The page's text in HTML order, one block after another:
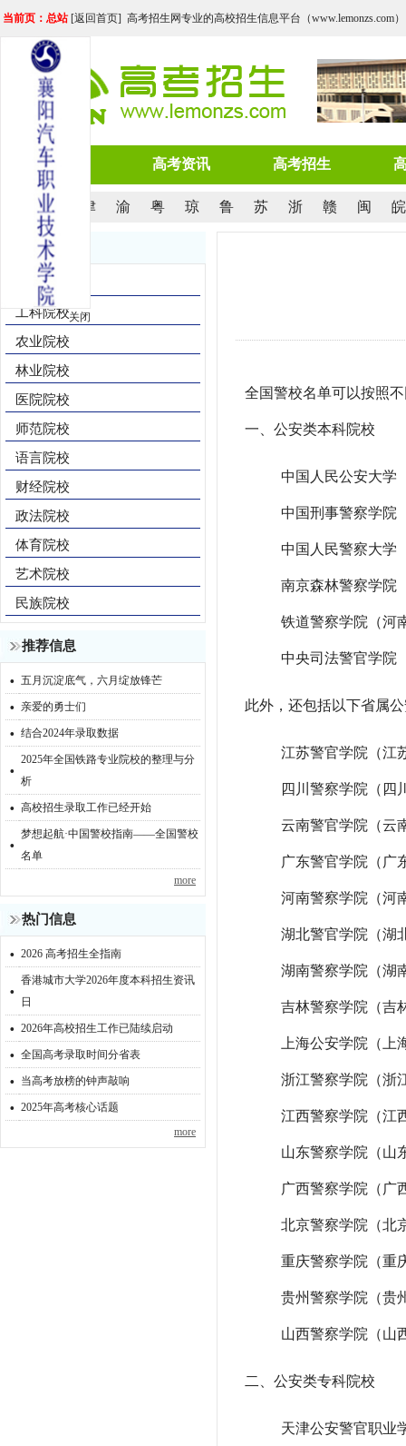
当前页：总站[返回首页] 高考招生网专业的高校招生信息平台（www.lemonzs.com）
网站首页 高考资讯 高考招生
沪 津 渝 粤 琼 鲁 苏 浙 赣 闽 皖
院校导航
综合院校
工科院校
农业院校
林业院校
医院院校
师范院校
语言院校
财经院校
政法院校
体育院校
艺术院校
民族院校
推荐信息
· 五月沉淀底气，六月绽放锋芒
· 亲爱的勇士们
· 结合2024年录取数据
· 2025年全国铁路专业院校的整理与分
析
· 高校招生录取工作已经开始
· 梦想起航·中国警校指南——全国警校
名单
more
热门信息
· 2026 高考招生全指南
· 香港城市大学2026年度本科招生资讯
日
· 2026年高校招生工作已陆续启动
· 全国高考录取时间分省表
· 当高考放榜的钟声敲响
· 2025年高考核心话题
more
全国警校名单可以按照
一、公安类本科院校
中国人民公安大学
中国刑事警察学院
中国人民警察大学
南京森林警察学院
铁道警察学院（河
中央司法警官学院
此外，还包括以下省属
江苏警官学院（江
四川警察学院（四
云南警官学院（云
广东警官学院（广
河南警察学院（河
湖北警官学院（湖
湖南警察学院（湖
吉林警察学院（吉
上海公安学院（上
浙江警察学院（浙
江西警察学院（江
山东警察学院（山
广西警察学院（广
北京警察学院（北
重庆警察学院（重
贵州警察学院（贵
山西警察学院（山
二、公安类专科院校
天津公安警官职业
关闭